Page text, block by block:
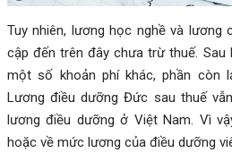
Tuy nhiên, lương học nghề và
cập đến trên đây chưa trừ thuế. Sau
một số khoản phí khác, phần còn
Lương điều dưỡng Đức sau thuế
lương điều dưỡng ở Việt Nam. Vì
hoặc về mức lương của điều dưỡng